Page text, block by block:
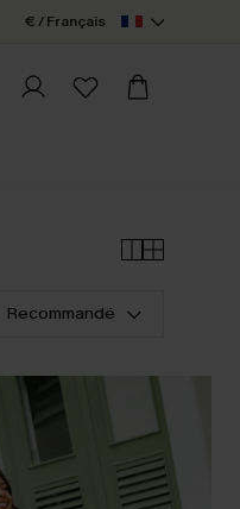
€ / Français
Recommandé